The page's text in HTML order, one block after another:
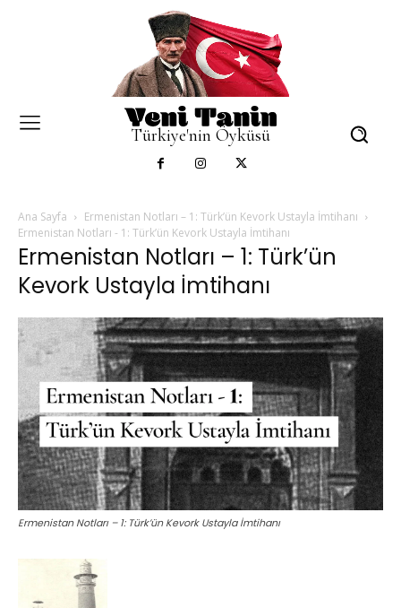
Türkiye'nin Öyküsü
Ana Sayfa
Ermenistan Notları – 1: Türk’ün Kevork Ustayla İmtihanı
Ermenistan Notları - 1: Türk’ün Kevork Ustayla İmtihanı
Ermenistan Notları – 1: Türk’ün
Kevork Ustayla İmtihanı
Ermenistan Notları – 1: Türk’ün Kevork Ustayla İmtihanı